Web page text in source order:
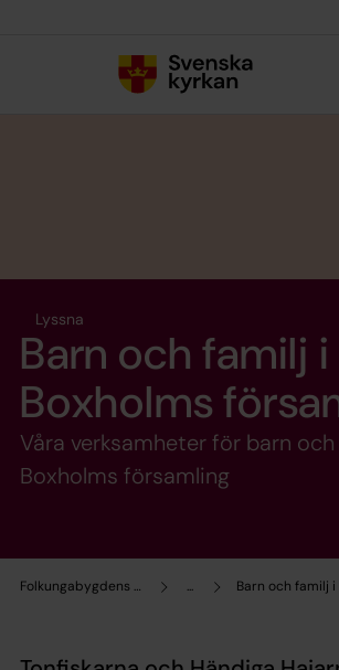
Folkungabygdens pastorat ... Barn och familj i
Lyssna
Barn och familj i
Boxholms
Våra verksamheter för barn
Boxholms församling